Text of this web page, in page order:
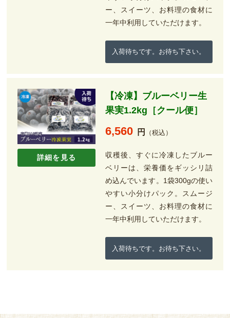
ー、スイーツ、お料理の食材に
一年中利用していただけます。
入荷待ちです。お待ち下さい。
詳細を見る
【冷凍】ブルーベリー生
果実1.2kg［クール便］
6,560 円 （税込）
収穫後、すぐに冷凍したブルー
ベリーは、栄養価をギッシリ詰
め込んでいます。1袋300gの使い
やすい小分けパック。スムージ
ー、スイーツ、お料理の食材に
一年中利用していただけます。
入荷待ちです。お待ち下さい。